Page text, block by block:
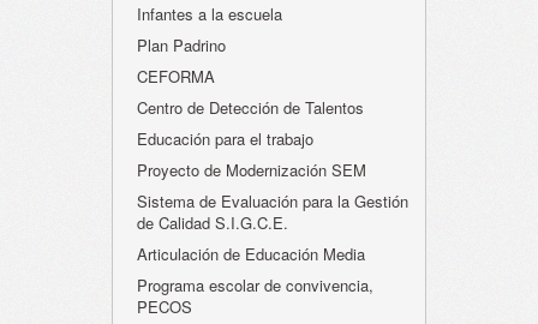
Infantes a la escuela
Plan Padrino
CEFORMA
Centro de Detección de Talentos
Educación para el trabajo
Proyecto de Modernización SEM
Sistema de Evaluación para la Gestión
de Calidad S.I.G.C.E.
Articulación de Educación Media
Programa escolar de convivencia,
PECOS